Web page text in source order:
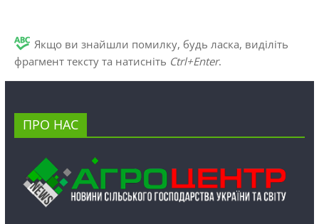
Якщо ви знайшли помилку, будь ласка, виділіть
фрагмент тексту та натисніть Ctrl+Enter.
ПРО НАС